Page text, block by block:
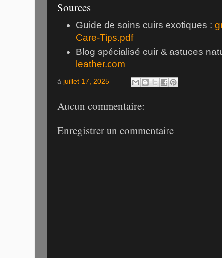
Sources
Guide de soins cuirs exotiques :
Care-Tips.pdf
Blog spécialisé cuir & astuces
leather.com
à juillet 17, 2025
Aucun commentaire:
Enregistrer un commentaire